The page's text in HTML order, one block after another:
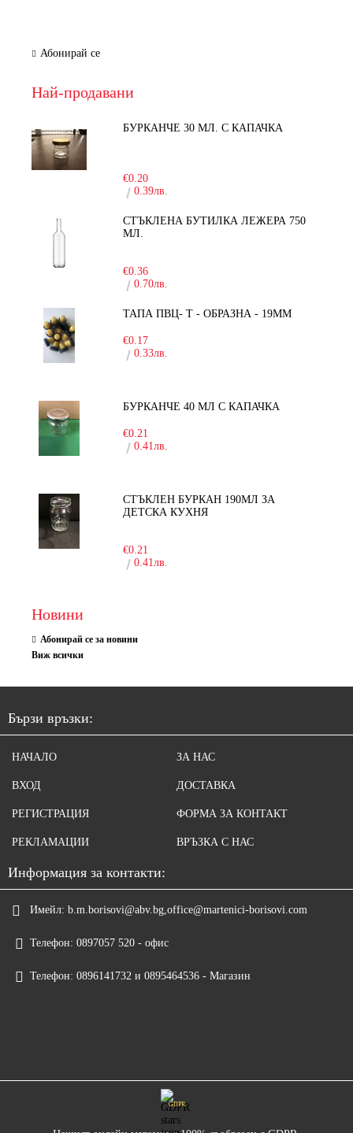
Абонирай се
Най-продавани
БУРКАНЧЕ 30 МЛ. С КАПАЧКА
€0.20
0.39лв.
СТЪКЛЕНА БУТИЛКА ЛЕЖЕРА 750
МЛ.
€0.36
0.70лв.
ТАПА ПВЦ- Т - ОБРАЗНА - 19ММ
€0.17
0.33лв.
БУРКАНЧЕ 40 МЛ С КАПАЧКА
€0.21
0.41лв.
СТЪКЛЕН БУРКАН 190МЛ ЗА
ДЕТСКА КУХНЯ
€0.21
0.41лв.
Новини
Абонирай се за новини
Виж всички
Бързи връзки:
НАЧАЛО
ВХОД
РЕГИСТРАЦИЯ
РЕКЛАМАЦИИ
ЗА НАС
ДОСТАВКА
ФОРМА ЗА КОНТАКТ
ВРЪЗКА С НАС
Информация за контакти:
Имейл: b.m.borisovi@abv.bg,office@martenici-borisovi.com
Телефон: 0897057 520 - офис
Телефон: 0896141732 и 0895464536 - Магазин
GDPR